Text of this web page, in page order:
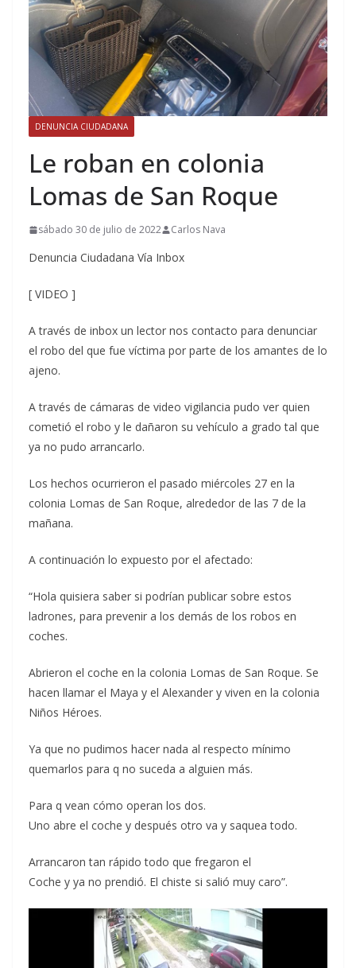
DENUNCIA CIUDADANA
Le roban en colonia
Lomas de San Roque
sábado 30 de julio de 2022 Carlos Nava
Denuncia Ciudadana Vía Inbox
[ VIDEO ]
A través de inbox un lector nos contacto para denunciar
el robo del que fue víctima por parte de los amantes de lo
ajeno.
A través de cámaras de video vigilancia pudo ver quien
cometió el robo y le dañaron su vehículo a grado tal que
ya no pudo arrancarlo.
Los hechos ocurrieron el pasado miércoles 27 en la
colonia Lomas de San Roque, alrededor de las 7 de la
mañana.
A continuación lo expuesto por el afectado:
“Hola quisiera saber si podrían publicar sobre estos
ladrones, para prevenir a los demás de los robos en
coches.
Abrieron el coche en la colonia Lomas de San Roque. Se
hacen llamar el Maya y el Alexander y viven en la colonia
Niños Héroes.
Ya que no pudimos hacer nada al respecto mínimo
quemarlos para q no suceda a alguien más.
Para q vean cómo operan los dos.
Uno abre el coche y después otro va y saquea todo.
Arrancaron tan rápido todo que fregaron el
Coche y ya no prendió. El chiste si salió muy caro”.